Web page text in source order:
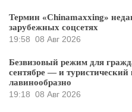
Термин «Chinamaxxing»
зарубежных соцсетях
19:58 08 Авг 2026
Безвизовый режим для
сентябре — и
лавинообразно
19:18 08 Авг 2026